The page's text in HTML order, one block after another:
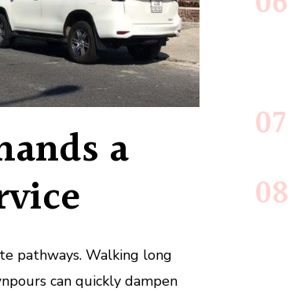
a
pathways. Walking long
can quickly dampen